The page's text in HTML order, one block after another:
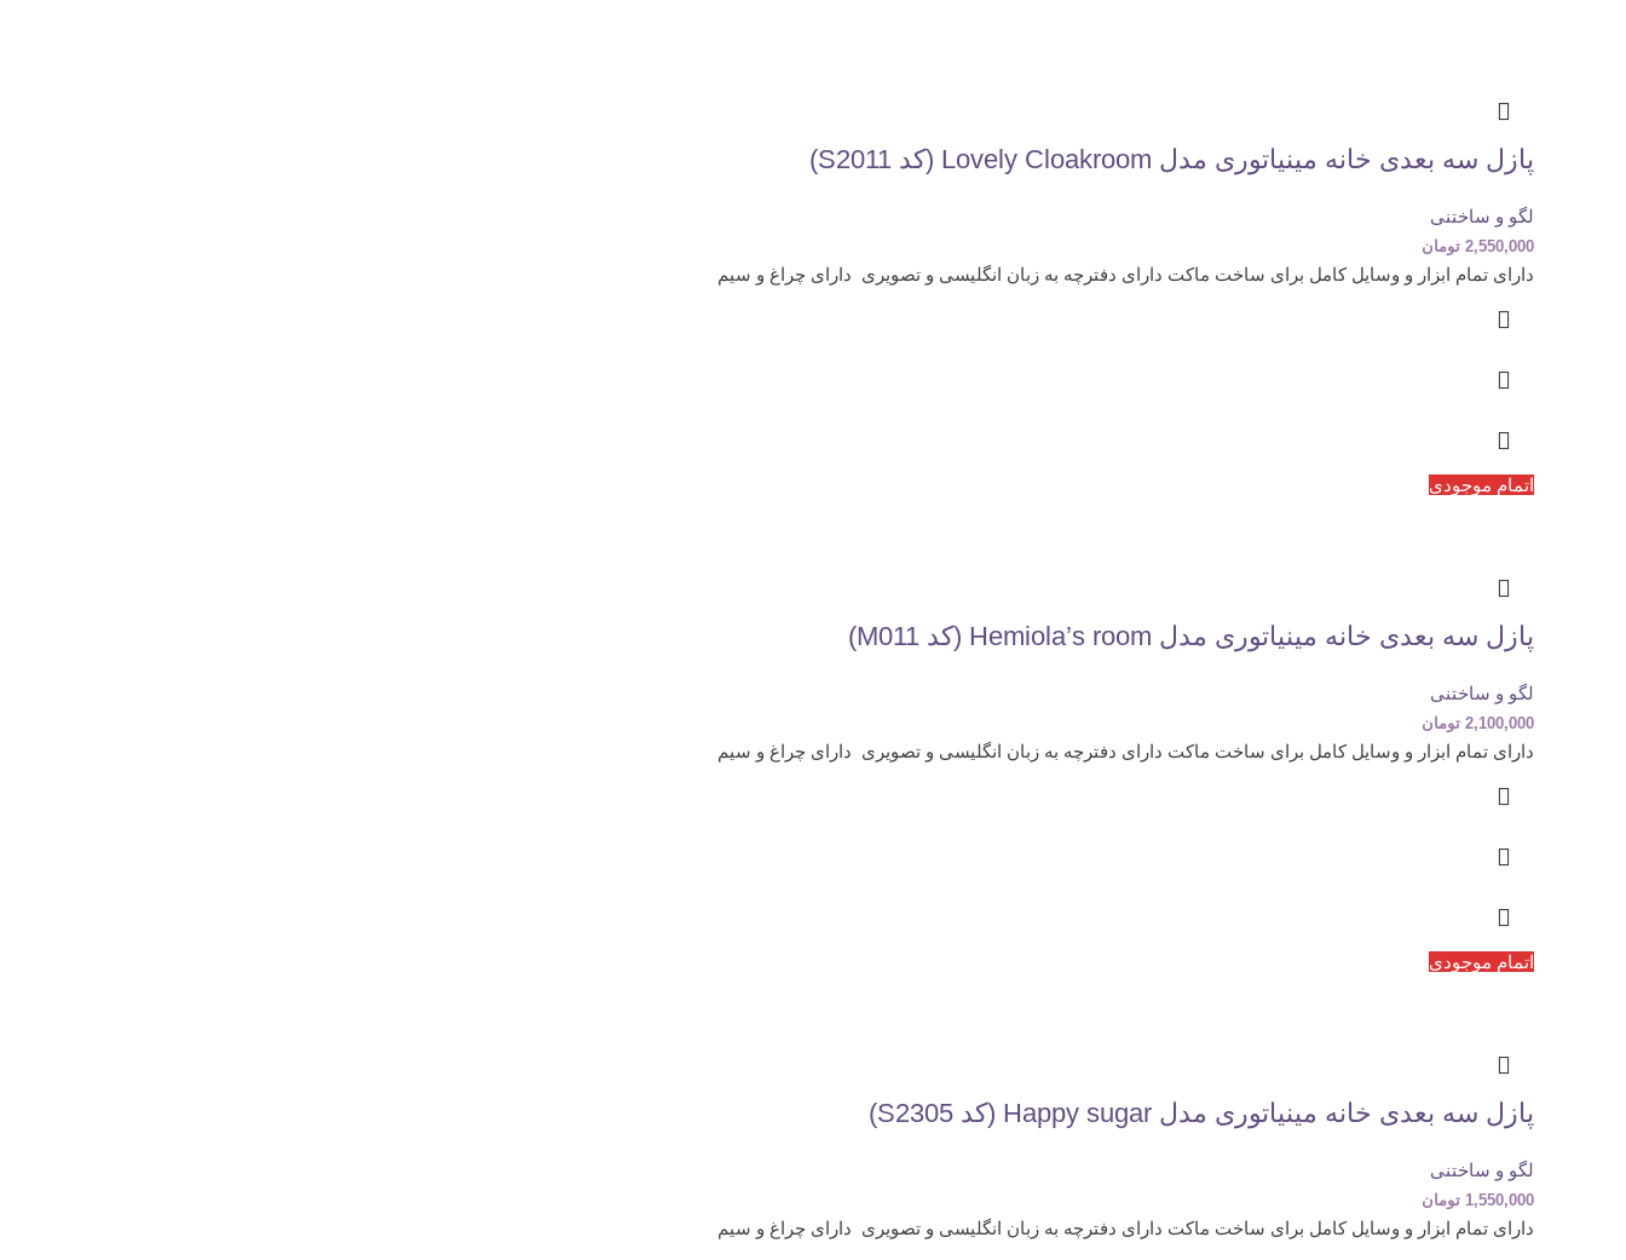
پازل سه بعدی خانه مینیاتوری مدل Lovely Cloakroom (کد S2011)
لگو و ساختنی
2,550,000 تومان
دارای تمام ابزار و وسایل کامل برای ساخت ماکت دارای دفترچه به زبان انگلیسی و تصویری دارای چراغ و سیم
اتمام موجودی
پازل سه بعدی خانه مینیاتوری مدل Hemiola’s room (کد M011)
لگو و ساختنی
2,100,000 تومان
دارای تمام ابزار و وسایل کامل برای ساخت ماکت دارای دفترچه به زبان انگلیسی و تصویری دارای چراغ و سیم
اتمام موجودی
پازل سه بعدی خانه مینیاتوری مدل Happy sugar (کد S2305)
لگو و ساختنی
1,550,000 تومان
دارای تمام ابزار و وسایل کامل برای ساخت ماکت دارای دفترچه به زبان انگلیسی و تصویری دارای چراغ و سیم